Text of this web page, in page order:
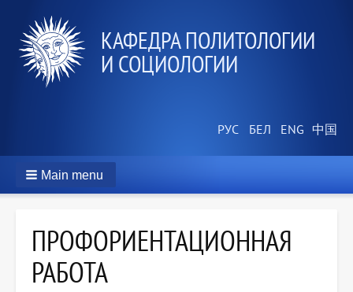
КАФЕДРА ПОЛИТОЛОГИИ
И СОЦИОЛОГИИ
Main menu
ПРОФОРИЕНТАЦИОННАЯ
РАБОТА